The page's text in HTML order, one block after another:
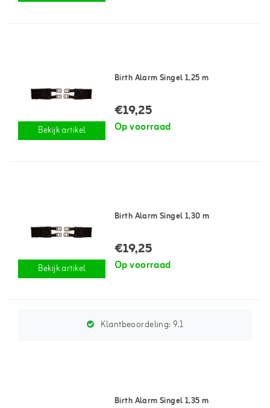
Bekijk artikel
Birth Alarm Singel 1,25 m
€19,25
Op voorraad
Bekijk artikel
Birth Alarm Singel 1,30 m
€19,25
Op voorraad
Klantbeoordeling:9.1
Birth Alarm Singel 1,35 m